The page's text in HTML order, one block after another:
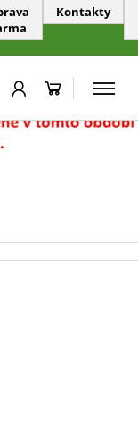
Kontakty